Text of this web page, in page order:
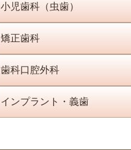
小児歯科（虫歯）
矯正歯科
歯科口腔外科
インプラント・義歯